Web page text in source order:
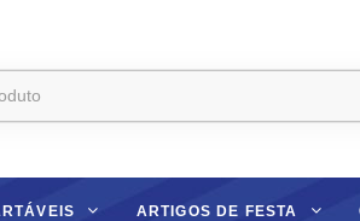
ARTIGOS DE FESTA